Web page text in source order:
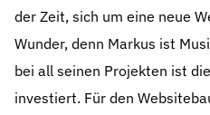
der Zeit, sich um eine neue
Wunder, denn Markus ist
bei all seinen Projekten ist
investiert. Für den